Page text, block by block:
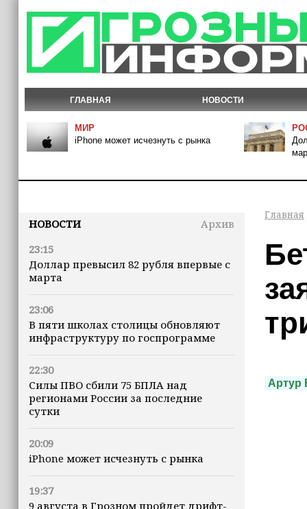
ГЛАВНАЯ НОВОСТИ
МИР
iPhone может исчезнуть с рынка
НОВОСТИ
Архив
23:15
Доллар превысил 82 рубля впервые с
марта
23:06
В пяти школах столицы обновляют
инфраструктуру по госпрограмме
22:30
Силы ПВО сбили 75 БПЛА над
регионами России за последние
сутки
20:09
iPhone может исчезнуть с рынка
19:37
9 августа в Грозном пройдет дрифт-
Главная
Артур